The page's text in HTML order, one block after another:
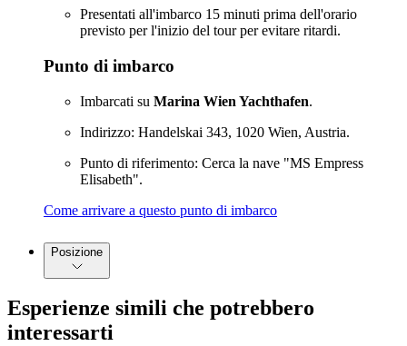
Presentati all'imbarco 15 minuti prima dell'orario
previsto per l'inizio del tour per evitare ritardi.
Punto di imbarco
Imbarcati su Marina Wien Yachthafen.
Indirizzo: Handelskai 343, 1020 Wien, Austria.
Punto di riferimento: Cerca la nave "MS Empress
Elisabeth".
Come arrivare a questo punto di imbarco
Posizione
Esperienze simili che potrebbero
interessarti